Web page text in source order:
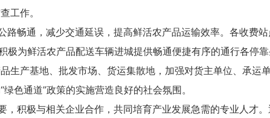
工作。
畅通，减少交通延误，提高鲜活农产品运输效率。各收费
为鲜活农产品配送车辆进城提供畅通便捷有序的通行各停
生产基地、批发市场、货运集散地，加强对货主单位、承运
色通道”政策的实施营造良好的社会氛围。
积极与相关企业合作，共同培育产业发展急需的专业人才